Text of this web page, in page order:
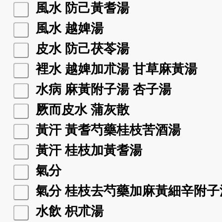
風水 防己黃耆湯
風水 越婢湯
皮水 防己茯苓湯
裡水 越婢加朮湯 甘草麻黃湯
水病 麻黃附子湯 杏子湯
厥而皮水 蒲灰散
黃汗 黃耆芍藥桂枝苦酒湯
黃汗 桂枝加黃耆湯
氣分
氣分 桂枝去芍藥加麻黃細辛附
水飲 枳朮湯